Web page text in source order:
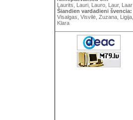
Laurits, Lauri, Lauro, Laur, Laar
Šiandien vardadieni švencia:
Visalgas, Visvilė, Zuzana, Ligija,
Klara